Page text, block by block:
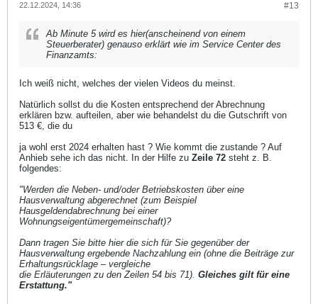
#13
22.12.2024, 14:36
Ab Minute 5 wird es hier(anscheinend von einem
Steuerberater) genauso erklärt wie im Service Center des
Finanzamts:
Ich weiß nicht, welches der vielen Videos du meinst.
Natürlich sollst du die Kosten entsprechend der Abrechnung
erklären bzw. aufteilen, aber wie behandelst du die Gutschrift von
513 €, die du
ja wohl erst 2024 erhalten hast ? Wie kommt die zustande ? Auf
Anhieb sehe ich das nicht. In der Hilfe zu Zeile 72 steht z. B.
folgendes:
"Werden die Neben- und/oder Betriebskosten über eine
Hausverwaltung abgerechnet (zum Beispiel
Hausgeldendabrechnung bei einer
Wohnungseigentümergemeinschaft)?
Dann tragen Sie bitte hier die sich für Sie gegenüber der
Hausverwaltung ergebende Nachzahlung ein (ohne die Beiträge zur
Erhaltungsrücklage – vergleiche
die Erläuterungen zu den Zeilen 54 bis 71). Gleiches gilt für eine
Erstattung."